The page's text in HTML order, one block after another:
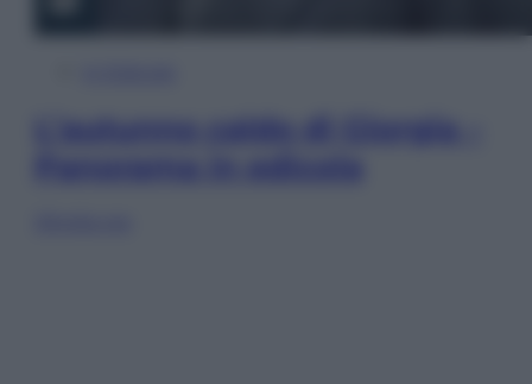
L’autunno caldo di Giorgia –